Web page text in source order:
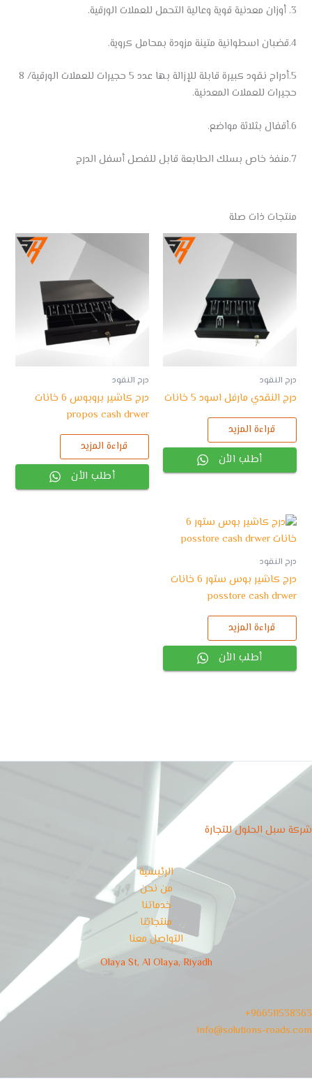
3. أوزان معدنية قوية وعالية التحمل للعملات الورقية.
4.قضبان اسطوانية متينة مزودة بمحامل كروية.
5.أدراج نقود كبيرة قابلة للإزالة بها عدد 5 حجيرات للعملات الورقية/ 8
حجيرات للعملات المعدنية.
6.أقفال بثلاثة مواضع.
7.منفذ خاص بسلك الطابعة قابل للفصل أسفل الدرج
منتجات ذات صلة
درج النقود
درج النقدي مارفل اسود 5 خانات
قراءة المزيد
أطلب الأن
درج النقود
درج كاشير بروبوس 6 خانات
propos cash drwer
قراءة المزيد
أطلب الأن
درج النقود
درج كاشير بوس ستور 6 خانات
posstore cash drwer
قراءة المزيد
أطلب الأن
شركة سبل الحلول للتجارة
الرئيسية
من نحن
خدماتنا
منتجاتنا
التواصل معنا
Olaya St, Al Olaya, Riyadh
966511538363+
info@solutions-roads.com